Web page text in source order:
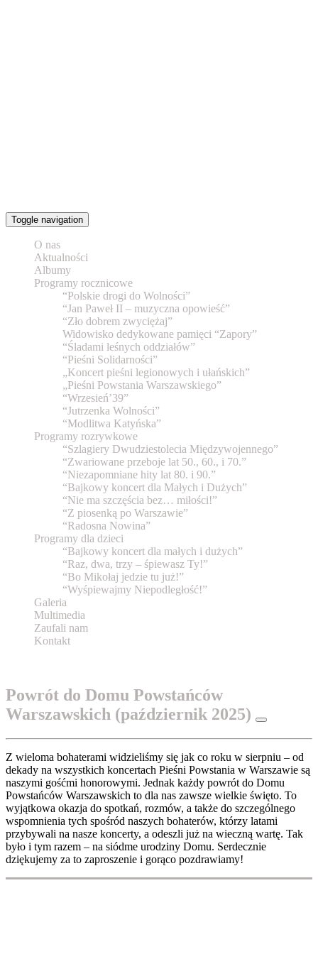
Toggle navigation
O nas
Aktualności
Albumy
Programy rocznicowe
“Polskie drogi do Wolności”
“Jan Paweł II – muzyczna opowieść”
“Zło dobrem zwyciężaj”
Widowisko dedykowane pamięci “Zapory”
“Śladami leśnych oddziałów”
“Pieśni Solidarności”
„Koncert pieśni legionowych i ułańskich”
„Pieśni Powstania Warszawskiego”
“Wrzesień’39”
“Jutrzenka Wolności”
“Modlitwa Katyńska”
Programy rozrywkowe
“Szlagiery Dwudziestolecia Międzywojennego”
“Zwariowane przeboje lat 50., 60., i 70.”
“Niezapomniane hity lat 80. i 90.”
“Bajkowy koncert dla Małych i Dużych”
“Nie ma szczęścia bez… miłości!”
“Z piosenką po Warszawie”
“Radosna Nowina”
Programy dla dzieci
“Bajkowy koncert dla małych i dużych”
“Raz, dwa, trzy – śpiewasz Ty!”
“Bo Mikołaj jedzie tu już!”
“Wyśpiewajmy Niepodległość!”
Galeria
Multimedia
Zaufali nam
Kontakt
Powrót do Domu Powstańców
Warszawskich (październik 2025)
Z wieloma bohaterami widzieliśmy się jak co roku w sierpniu – od
dekady na wszystkich koncertach Pieśni Powstania w Warszawie są
naszymi gośćmi honorowymi. Jednak każdy powrót do Domu
Powstańców Warszawskich to dla nas zawsze wielkie święto. To
wyjątkowa okazja do spotkań, rozmów, a także do szczególnego
wspomnienia tych spośród naszych bohaterów, którzy latami
przybywali na nasze koncerty, a odeszli już na wieczną wartę. Tak
było i tym razem – na siódme urodziny Domu. Serdecznie
dziękujemy za to zaproszenie i gorąco pozdrawiamy!